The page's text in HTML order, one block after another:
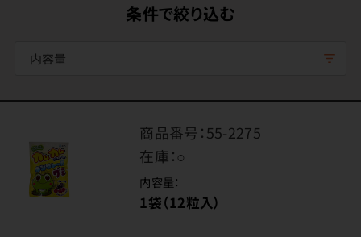
条件で絞り込む
内容量
商品番号：55-2275
在庫：○
内容量：
1袋（12粒入）